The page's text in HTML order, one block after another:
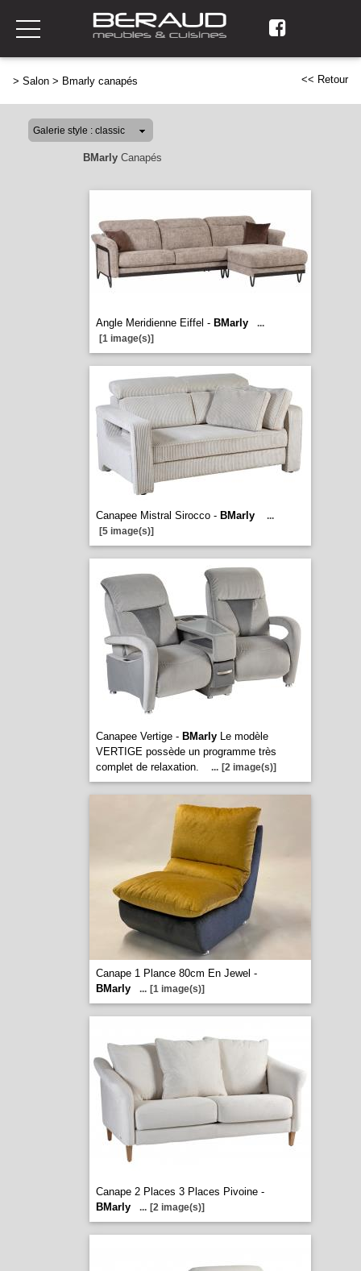
> Salon > Bmarly canapés << Retour
BMarlyCanapés
Angle Meridienne Eiffel - BMarly
...
[1 image(s)]
Canapee Mistral Sirocco - BMarly
...
[5 image(s)]
Canapee Vertige - BMarlyLe modèle
VERTIGE possède un programme très
complet de relaxation.
... [2 image(s)]
Canape 1 Plance 80cm En Jewel -
BMarly
... [1 image(s)]
Canape 2 Places 3 Places Pivoine -
BMarly
... [2 image(s)]